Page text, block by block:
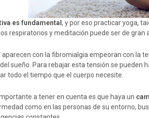
es fundamental , y por eso practicar yoga,
respiratorios y meditación puede ser de gran
aparecen con la fibromialgia empeoran con la
sueño. Para rebajar esta tensión se pueden
todo el tiempo que el cuerpo necesite.
a tener en cuenta es que haya un
como en las personas de su entorno,